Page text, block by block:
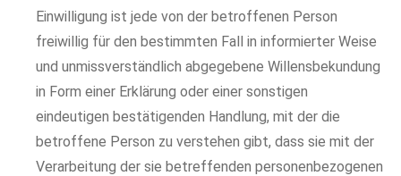
Einwilligung ist jede von der betroffenen Person
freiwillig für den bestimmten Fall in informierter Weise
und unmissverständlich abgegebene Willensbekundung
in Form einer Erklärung oder einer sonstigen
eindeutigen bestätigenden Handlung, mit der die
betroffene Person zu verstehen gibt, dass sie mit der
Verarbeitung der sie betreffenden personenbezogenen